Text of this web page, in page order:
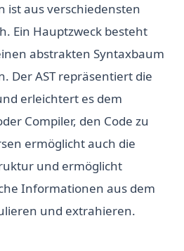
ist aus verschiedensten
Ein Hauptzweck besteht
abstrakten Syntaxbaum
Der AST repräsentiert die
erleichtert es dem
Compiler, den Code zu
ermöglicht auch die
und ermöglicht
Informationen aus dem
und extrahieren.